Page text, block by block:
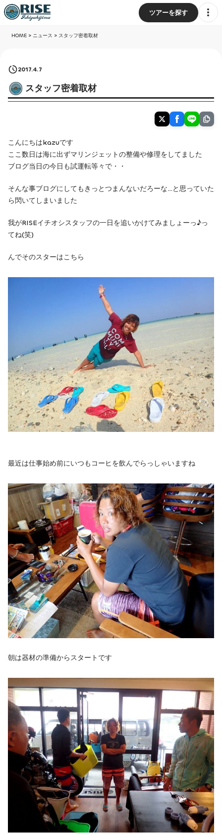
ツアーを探す
HOME> ニュース > スタッフ密着取材
2017.4.7
スタッフ密着取材
こんにちはkazuです
ここ数日は海に出ずマリンジェットの整備や修理をしてました
ブログ当日の今日も試運転等々で・・
そんな事ブログにしてもきっとつまんないだろーな…と思っていた
ら閃いてしまいました
我がRISEイチオシスタッフの一日を追いかけてみましょーっ♪っ
てね(笑)
んでそのスターはこちら
最近は仕事始め前にいつもコーヒを飲んでらっしゃいますね
朝は器材の準備からスタートです